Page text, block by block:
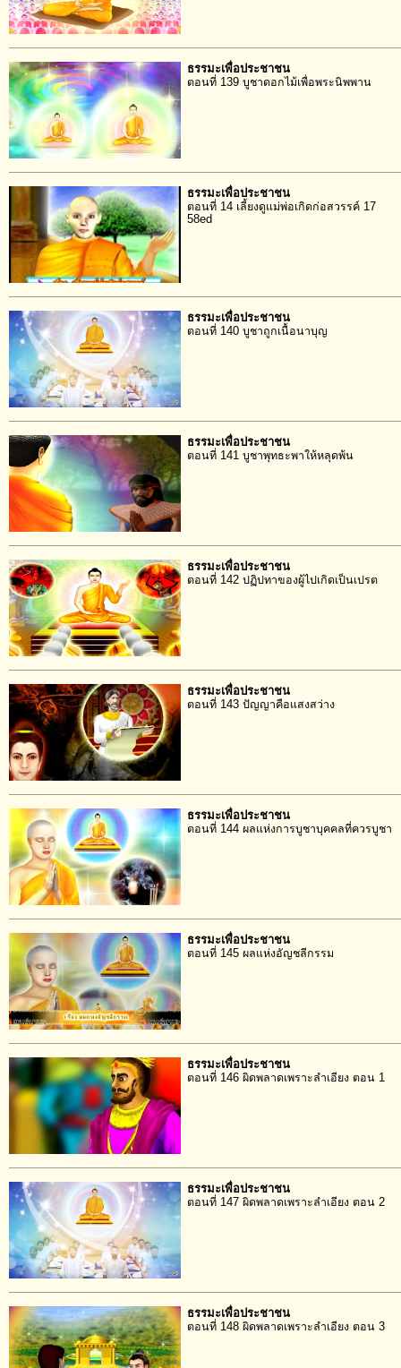
ธรรมะเพื่อประชาชน
ตอนที่ 139 บูชาดอกไม้เพื่อพระนิพพาน
ธรรมะเพื่อประชาชน
ตอนที่ 14 เลี้ยงดูแม่พ่อเกิดก่อสวรรค์ 17
58ed
ธรรมะเพื่อประชาชน
ตอนที่ 140 บูชาถูกเนื้อนาบุญ
ธรรมะเพื่อประชาชน
ตอนที่ 141 บูชาพุทธะพาให้หลุดพ้น
ธรรมะเพื่อประชาชน
ตอนที่ 142 ปฏิปทาของผู้ไปเกิดเป็นเปรต
ธรรมะเพื่อประชาชน
ตอนที่ 143 ปัญญาคือแสงสว่าง
ธรรมะเพื่อประชาชน
ตอนที่ 144 ผลแห่งการบูชาบุคคลที่ควรบูชา
ธรรมะเพื่อประชาชน
ตอนที่ 145 ผลแห่งอัญชลีกรรม
ธรรมะเพื่อประชาชน
ตอนที่ 146 ผิดพลาดเพราะลำเอียง ตอน 1
ธรรมะเพื่อประชาชน
ตอนที่ 147 ผิดพลาดเพราะลำเอียง ตอน 2
ธรรมะเพื่อประชาชน
ตอนที่ 148 ผิดพลาดเพราะลำเอียง ตอน 3